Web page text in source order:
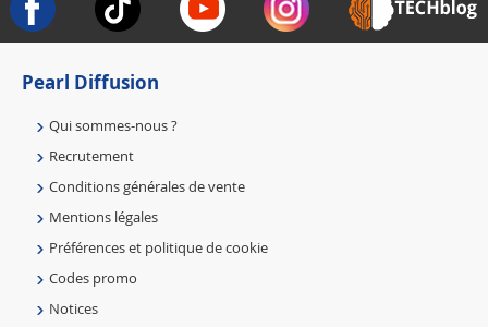
Pearl Diffusion
Qui sommes-nous ?
Recrutement
Conditions générales de vente
Mentions légales
Préférences et politique de cookie
Codes promo
Notices